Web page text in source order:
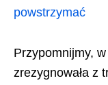
powstrzymać
Przypomnijmy,
zrezygnowała z